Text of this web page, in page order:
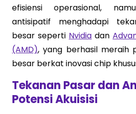
efisiensi operasional,
antisipatif menghadapi
besar seperti Nvidia dan
(AMD), yang berhasil meraih
besar berkat inovasi chip
Tekanan Pasar dan
Potensi Akuisisi